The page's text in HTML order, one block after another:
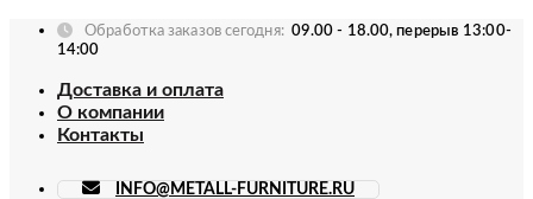
Skip
Обработка заказов сегодня: 09.00 - 18.00, перерыв 13:00-
14:00
Доставка и оплата
О компании
Контакты
INFO@METALL-FURNITURE.RU